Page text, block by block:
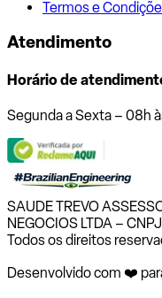
Termos e
Atendimento
Horário de
Segunda a Sexta – 08h
SAUDE TREVO
NEGOCIOS LTDA –
Todos os direitos
Desenvolvido com ❤️